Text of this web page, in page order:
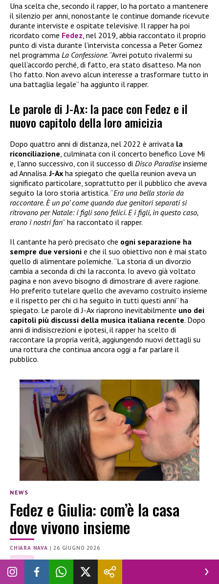
Una scelta che, secondo il rapper, lo ha portato a mantenere
il silenzio per anni, nonostante le continue domande ricevute
durante interviste e ospitate televisive. Il rapper ha poi
ricordato come Fedez , nel 2019, abbia raccontato il proprio
punto di vista durante l’intervista concessa a Peter Gomez
nel programma La Confessione. “Avrei potuto rivalermi su
quell’accordo perché, di fatto, era stato disatteso. Ma non
l’ho fatto. Non avevo alcun interesse a trasformare tutto in
una battaglia legale” ha aggiunto il rapper.
Le parole di J-Ax: la pace con Fedez e il
nuovo capitolo della loro amicizia
Dopo quattro anni di distanza, nel 2022 è arrivata la
riconciliazione, culminata con il concerto benefico Love Mi
e, l’anno successivo, con il successo di Disco Paradiseinsieme
ad Annalisa.J-Ax ha spiegato che quella reunion aveva un
significato particolare, soprattutto per il pubblico che aveva
seguito la loro storia artistica. “Era una bella storia da
raccontare. È un po’ come quando due genitori separati si
ritrovano per Natale: i figli sono felici. E i figli, in questo caso,
erano i nostri fan” ha raccontato il rapper.
Il cantante ha però precisato che ogni separazione ha
sempre due versioni e che il suo obiettivo non è mai stato
quello di alimentare polemiche. “La storia di un divorzio
cambia a seconda di chi la racconta. Io avevo già voltato
pagina e non avevo bisogno di dimostrare di avere ragione.
Ho preferito tutelare quello che avevamo costruito insieme
e il rispetto per chi ci ha seguito in tutti questi anni” ha
spiegato. Le parole di J-Ax riaprono inevitabilmente uno dei
capitoli più discussi della musica italiana recente. Dopo
anni di indisiscrezioni e ipotesi, il rapper ha scelto di
raccontare la propria verità, aggiungendo nuovi dettagli su
una rottura che continua ancora oggi a far parlare il
pubblico.
NEWS
Fedez e Giulia: com’è la casa
dove vivono insieme
CHIARA NAVA | 26 GIUGNO 2026
FEDEZ
Fedez e Giulia sono pronti per un nuovo inizio in una